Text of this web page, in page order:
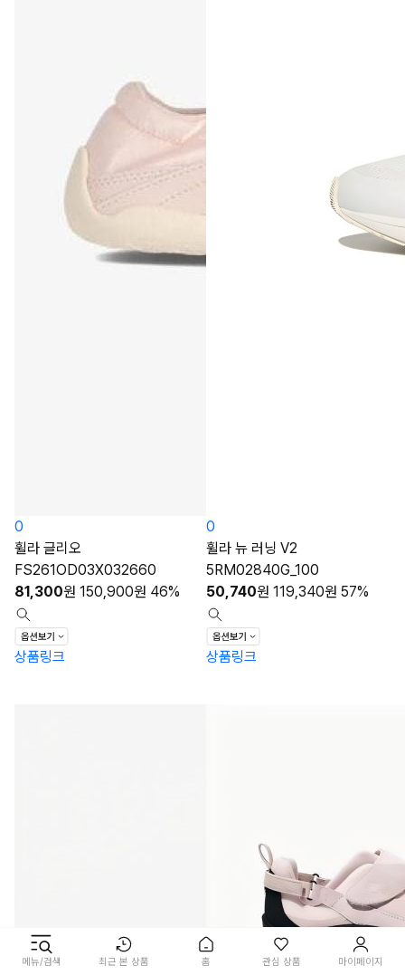
메뉴/검색 최근 본 상품 홈 관심 상품 마이페이지
0
휠라 글리오
FS261OD03X032660
81,300원 150,900원 46%
상품링크
0
휠라 뉴 러닝 V2
5RM02840G_100
50,740원 119,340원 57%
상품링크